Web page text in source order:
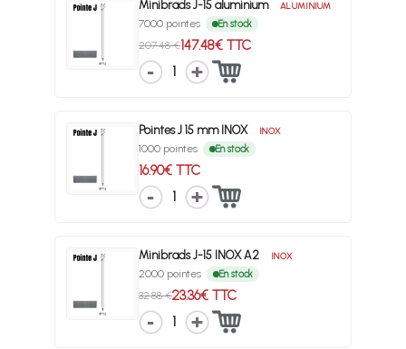
Minibrads J-15 aluminium ALUMINIUM
7000 pointes En stock
207.48 €147.48€ TTC
1
Pointes J 15 mm INOX INOX
1000 pointes En stock
16.90€ TTC
1
Minibrads J-15 INOX A2 INOX
2000 pointes En stock
32.88 €23.36€ TTC
1